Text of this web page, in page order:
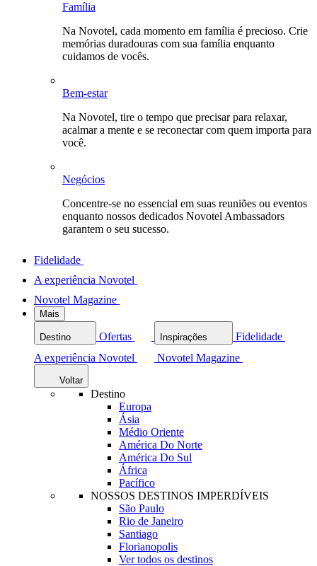
Família
Na Novotel, cada momento em família é precioso. Crie
memórias duradouras com sua família enquanto
cuidamos de vocês.
Bem-estar
Na Novotel, tire o tempo que precisar para relaxar,
acalmar a mente e se reconectar com quem importa para
você.
Negócios
Concentre-se no essencial em suas reuniões ou eventos
enquanto nossos dedicados Novotel Ambassadors
garantem o seu sucesso.
Fidelidade
A experiência Novotel
Novotel Magazine
Mais
Destino Ofertas Inspirações
Fidelidade
A experiência Novotel
Novotel Magazine
Voltar
Destino
Europa
Ásia
Médio Oriente
América Do Norte
América Do Sul
África
Pacífico
NOSSOS DESTINOS IMPERDÍVEIS
São Paulo
Rio de Janeiro
Santiago
Florianopolis
Ver todos os destinos